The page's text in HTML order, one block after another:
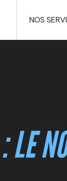
NOS